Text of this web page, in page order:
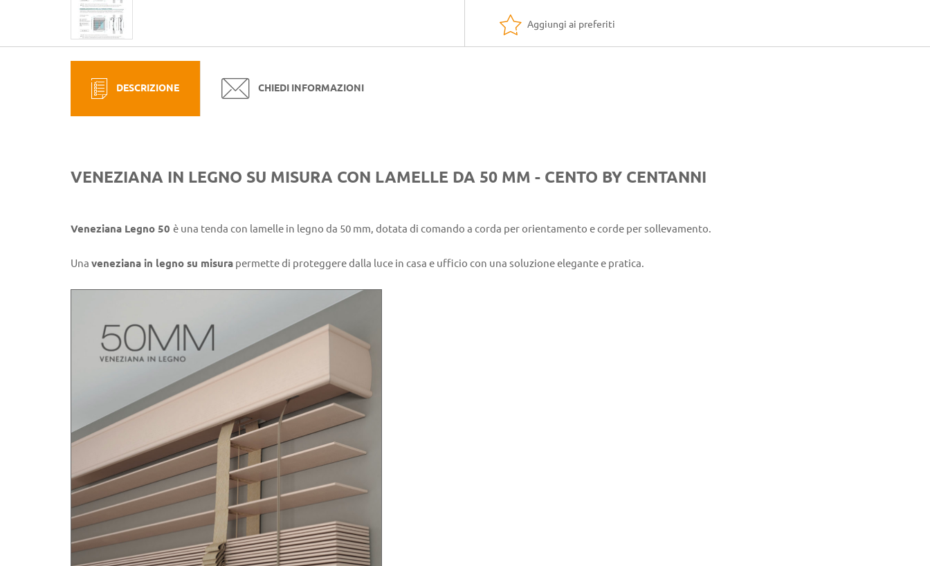
Aggiungi ai preferiti
DESCRIZIONE CHIEDI INFORMAZIONI
VENEZIANA IN LEGNO SU MISURA CON LAMELLE DA 50 MM - CENTO BY CENTANNI
Veneziana Legno 50 è una tenda con lamelle in legno da 50 mm, dotata di comando a corda per orientamento e corde per sollevamento.
Una veneziana in legno su misura permette di proteggere dalla luce in casa e ufficio con una soluzione elegante e pratica.